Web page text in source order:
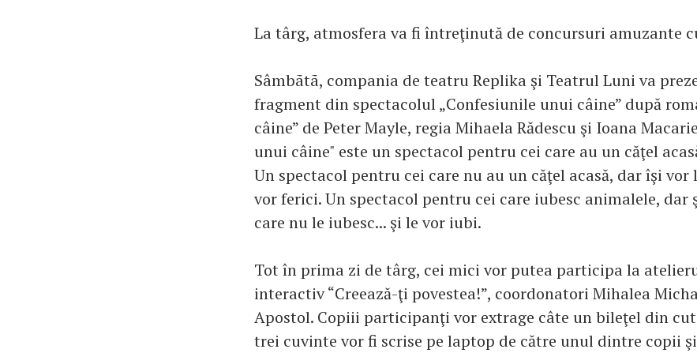
La târg, atmosfera va fi întreţinută de concursuri amuzante
Sâmbãtã, compania de teatru Replika şi Teatrul Luni va
fragment din spectacolul „Confesiunile unui câine” după
câine” de Peter Mayle, regia Mihaela Rădescu şi Ioana
unui câine" este un spectacol pentru cei care au un căţel
Un spectacol pentru cei care nu au un căţel acasă, dar îşi vor
vor ferici. Un spectacol pentru cei care iubesc animalele, dar
care nu le iubesc... şi le vor iubi.
Tot în prima zi de târg, cei mici vor putea participa la
interactiv “Creează-ţi povestea!”, coordonatori Mihalea
Apostol. Copiii participanţi vor extrage câte un bileţel din
trei cuvinte vor fi scrise pe laptop de către unul dintre copii